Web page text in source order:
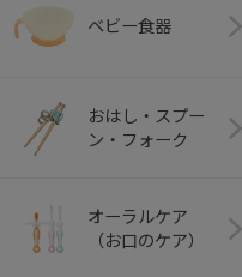
ベビー食器
おはし・スプー
ン・フォーク
オーラルケア
（お口のケア）